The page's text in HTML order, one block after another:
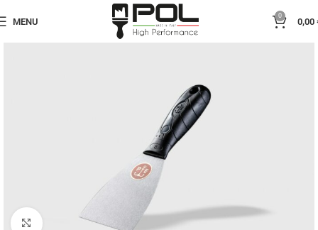
MENU
0
0,00
Click to enlarge